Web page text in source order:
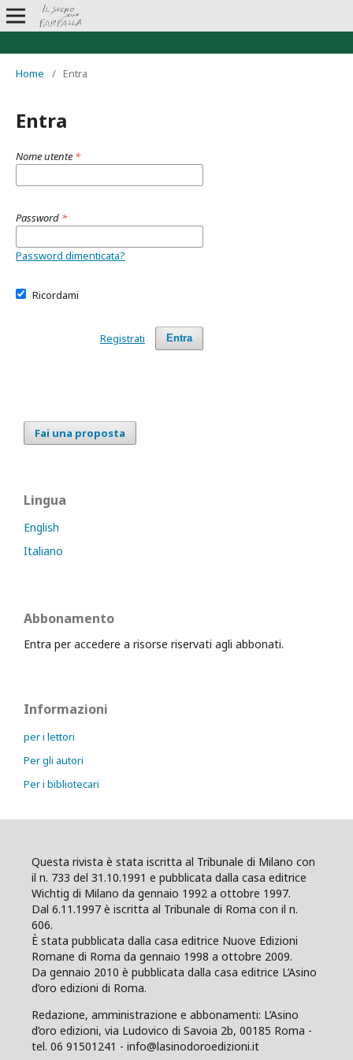
Home / Entra
Entra
Nome utente *
Password *
Password dimenticata?
Ricordami
Entra
Registrati
Fai una proposta
Lingua
English
Italiano
Abbonamento
Entra per accedere a risorse riservati agli abbonati.
Informazioni
per i lettori
Per gli autori
Per i bibliotecari
Questa rivista è stata iscritta al Tribunale di Milano con
il n. 733 del 31.10.1991 e pubblicata dalla casa editrice
Wichtig di Milano da gennaio 1992 a ottobre 1997.
Dal 6.11.1997 è iscritta al Tribunale di Roma con il n.
606.
È stata pubblicata dalla casa editrice Nuove Edizioni
Romane di Roma da gennaio 1998 a ottobre 2009.
Da gennaio 2010 è pubblicata dalla casa editrice L’Asino
d’oro edizioni di Roma.
Redazione, amministrazione e abbonamenti: L’Asino
d’oro edizioni, via Ludovico di Savoia 2b, 00185 Roma -
tel. 06 91501241 - info@lasinodoroedizioni.it